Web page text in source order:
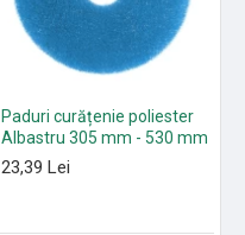
Paduri curățenie poliester
Albastru 305 mm - 530 mm
23,39 Lei